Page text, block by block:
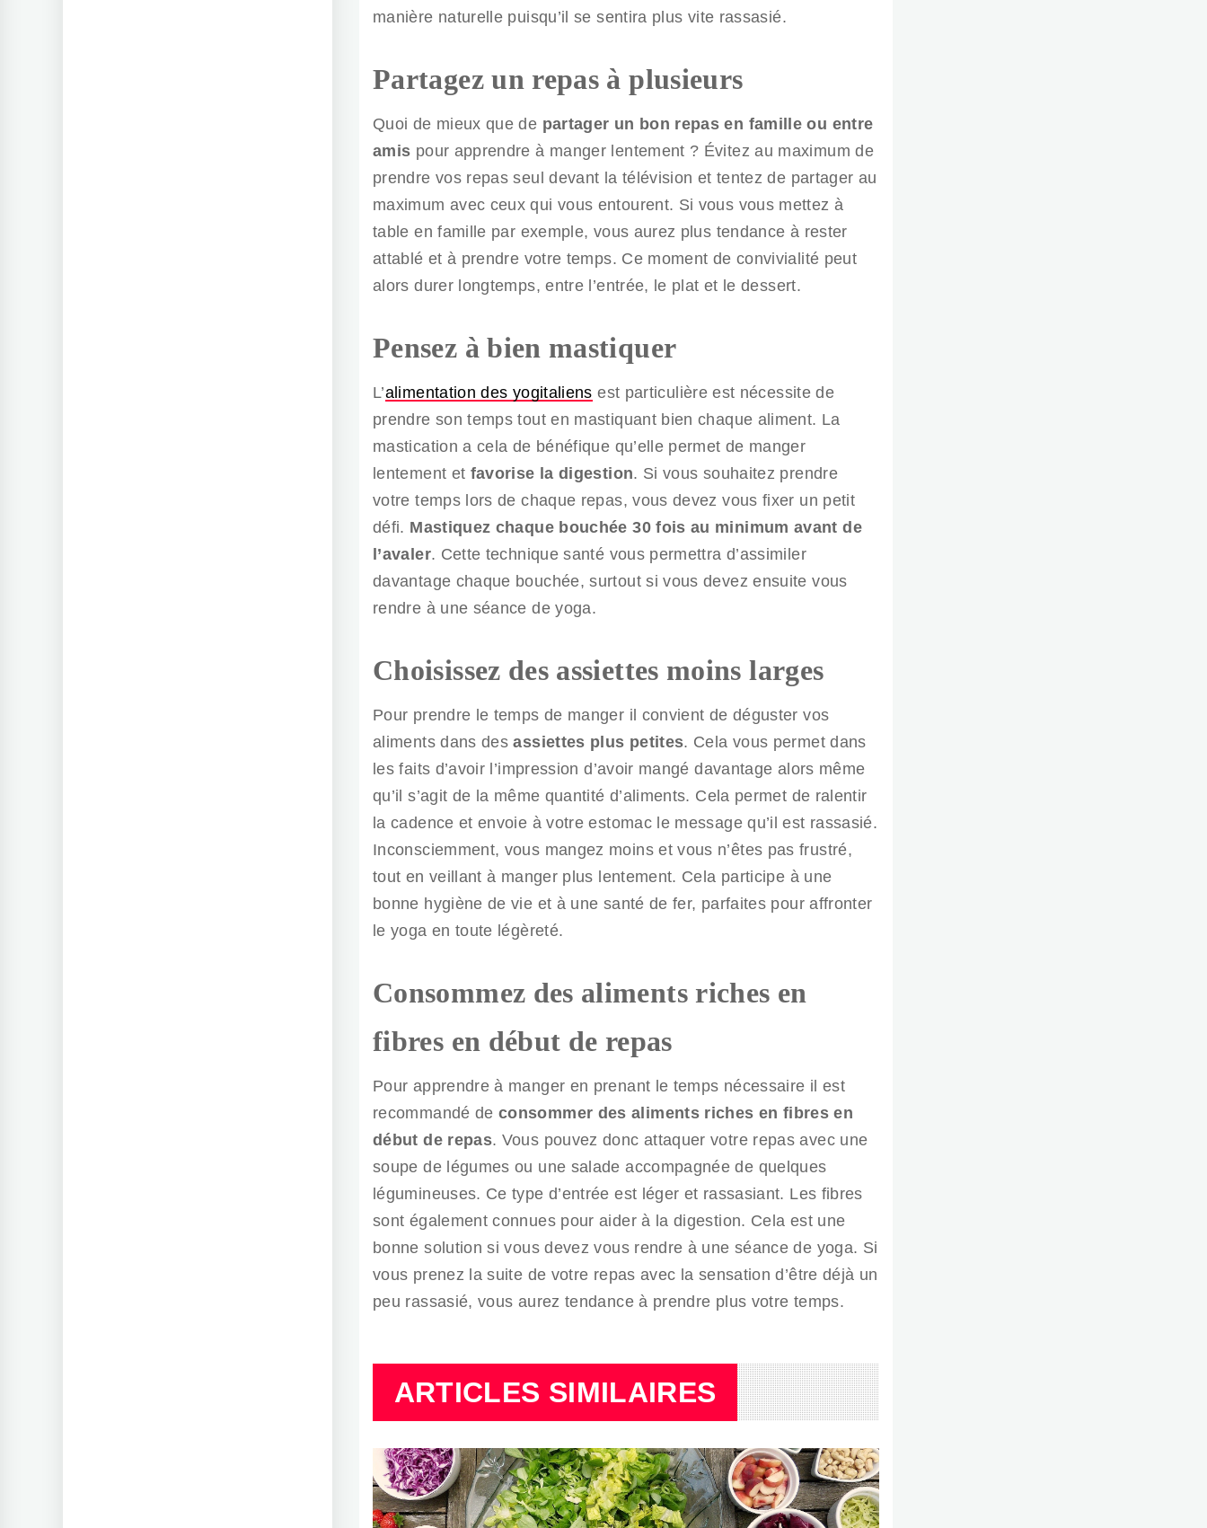
manière naturelle puisqu’il se sentira plus vite rassasié.
Partagez un repas à plusieurs
Quoi de mieux que de partager un bon repas en famille ou entre
amis pour apprendre à manger lentement ? Évitez au maximum de
prendre vos repas seul devant la télévision et tentez de partager au
maximum avec ceux qui vous entourent. Si vous vous mettez à
table en famille par exemple, vous aurez plus tendance à rester
attablé et à prendre votre temps. Ce moment de convivialité peut
alors durer longtemps, entre l’entrée, le plat et le dessert.
Pensez à bien mastiquer
L’alimentation des yogitaliens est particulière est nécessite de
prendre son temps tout en mastiquant bien chaque aliment. La
mastication a cela de bénéfique qu’elle permet de manger
lentement et favorise la digestion. Si vous souhaitez prendre
votre temps lors de chaque repas, vous devez vous fixer un petit
défi. Mastiquez chaque bouchée 30 fois au minimum avant de
l’avaler. Cette technique santé vous permettra d’assimiler
davantage chaque bouchée, surtout si vous devez ensuite vous
rendre à une séance de yoga.
Choisissez des assiettes moins larges
Pour prendre le temps de manger il convient de déguster vos
aliments dans desassiettes plus petites. Cela vous permet dans
les faits d’avoir l’impression d’avoir mangé davantage alors même
qu’il s’agit de la même quantité d’aliments. Cela permet de ralentir
la cadence et envoie à votre estomac le message qu’il est rassasié.
Inconsciemment, vous mangez moins et vous n’êtes pas frustré,
tout en veillant à manger plus lentement. Cela participe à une
bonne hygiène de vie et à une santé de fer, parfaites pour affronter
le yoga en toute légèreté.
Consommez des aliments riches en
fibres en début de repas
Pour apprendre à manger en prenant le temps nécessaire il est
recommandé deconsommer des aliments riches en fibres en
début de repas. Vous pouvez donc attaquer votre repas avec une
soupe de légumes ou une salade accompagnée de quelques
légumineuses. Ce type d’entrée est léger et rassasiant. Les fibres
sont également connues pour aider à la digestion. Cela est une
bonne solution si vous devez vous rendre à une séance de yoga. Si
vous prenez la suite de votre repas avec la sensation d’être déjà un
peu rassasié, vous aurez tendance à prendre plus votre temps.
ARTICLES SIMILAIRES